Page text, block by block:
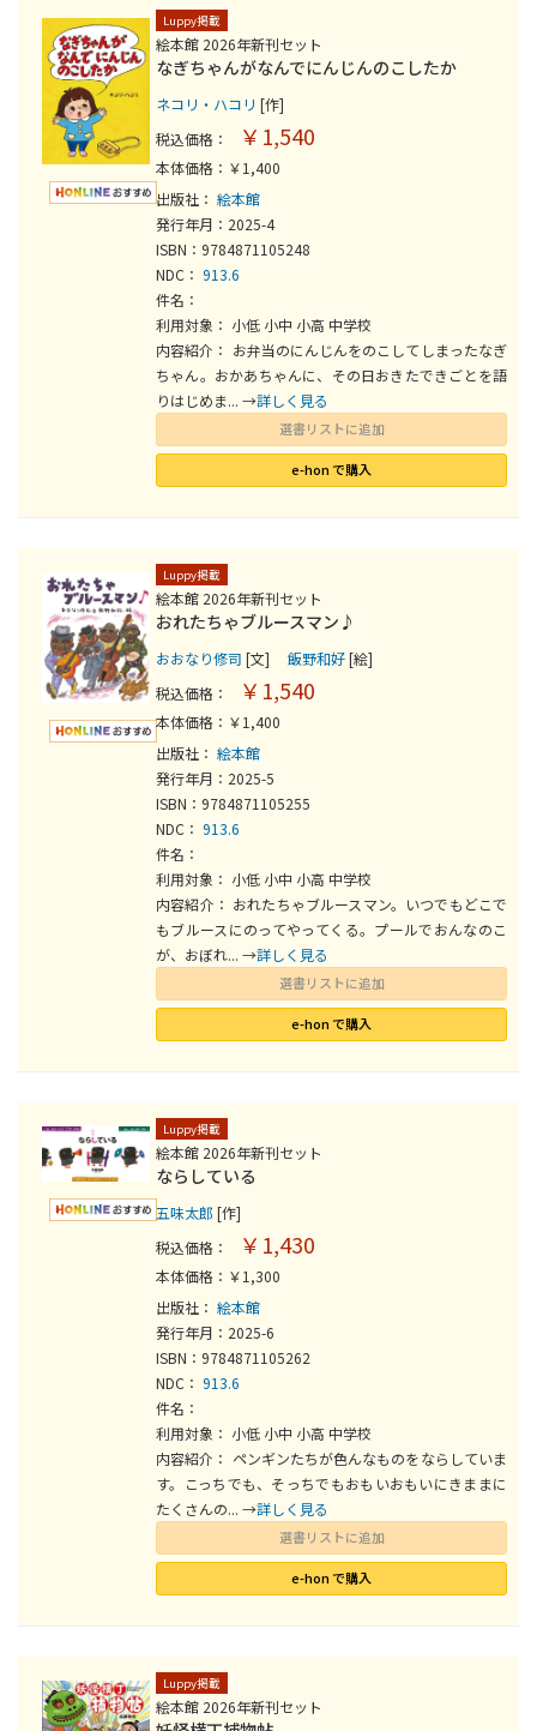
Luppy掲載
絵本館 2026年新刊セット
なぎちゃんがなんでにんじんのこしたか
ネコリ・ハコリ [作]
税込価格：
￥1,540
本体価格：￥1,400
出版社： 絵本館
発行年月：2025-4
ISBN：9784871105248
NDC： 913.6
件名：
利用対象： 小低 小中 小高 中学校
内容紹介： お弁当のにんじんをのこしてしまったなぎ
ちゃん。おかあちゃんに、その日おきたできごとを語
りはじめま... →詳しく見る
選書リストに追加
e-hon で購入
Luppy掲載
絵本館 2026年新刊セット
おれたちゃブルースマン♪
おおなり修司 [文] 飯野和好[絵]
税込価格：
￥1,540
本体価格：￥1,400
出版社： 絵本館
発行年月：2025-5
ISBN：9784871105255
NDC： 913.6
件名：
利用対象： 小低 小中 小高 中学校
内容紹介： おれたちゃブルースマン。いつでもどこで
もブルースにのってやってくる。プールでおんなのこ
が、おぼれ... →詳しく見る
選書リストに追加
e-hon で購入
Luppy掲載
絵本館 2026年新刊セット
ならしている
五味太郎 [作]
税込価格：
￥1,430
本体価格：￥1,300
出版社： 絵本館
発行年月：2025-6
ISBN：9784871105262
NDC： 913.6
件名：
利用対象： 小低 小中 小高 中学校
内容紹介： ペンギンたちが色んなものをならしていま
す。こっちでも、そっちでもおもいおもいにきままに
たくさんの... →詳しく見る
選書リストに追加
e-hon で購入
Luppy掲載
絵本館 2026年新刊セット